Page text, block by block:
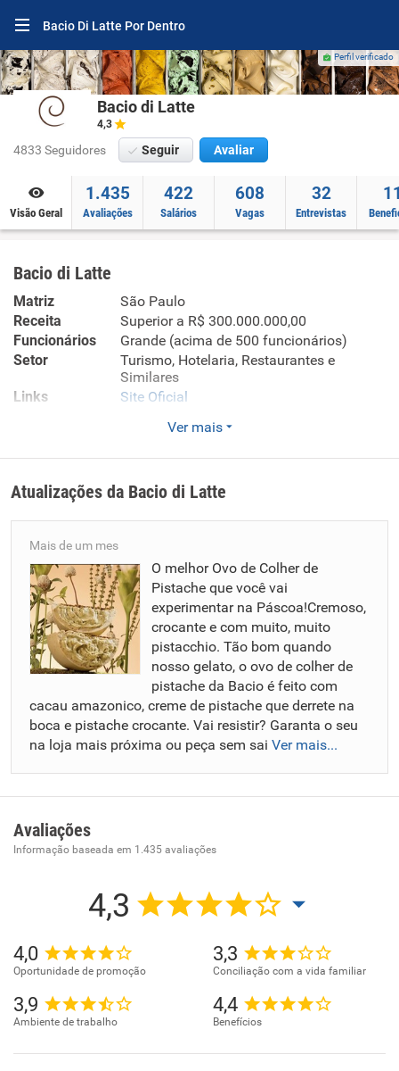
Bacio Di Latte Por Dentro
Perfil verificado
Bacio di Latte
4,3
4833 Seguidores Seguir Avaliar
Visão Geral
1.435
Avaliações
422
Salários
608
Vagas
32
Entrevistas
Bacio di Latte
Matriz
São Paulo
Receita
Superior a R$ 300.000.000,00
Funcionários
Grande (acima de 500 funcionários)
Setor
Turismo, Hotelaria, Restaurantes e
Similares
Links
Site Oficial
Enviar CV
A Bacio di Latte nasceu da paixão italiana por fazer gelato
e do desejo de compartilhar essa delícia com o mundo.
Aqui acreditamos que um bom gelato tem o poder de
transformar qualquer momento em algo especial. É aquele
sabor que abraça e aquele carinho em forma de colherada!
Nosso propósito? Emocionar as pessoas com nossos
sabores, sorrisos e ambientes, todos os dias. Tudo
começou em janeiro de 2011, em São Paulo e um grande
sonho: dividir o melhor do gelato italiano com o mundo! De
lá pra cá, crescemos (e muito!), chegando a mais de 200
lojas e quiosques próprios pelo Brasil – e até diversas
unidades em Los Angeles/EUA! Mas sabe o que realmente
faz a diferença? As pessoas! Nosso time tem energia,
paixão e aquele brilho no olho que faz tudo acontecer.
Visão:
Emocionar as pessoas com nossos sabores, nossos
sorrisos e ambientes, todos os dias.
Ver mais
Atualizações da Bacio di Latte
Mais de um mes
O melhor Ovo de Colher de
Pistache que você vai
experimentar na Páscoa!Cremoso,
crocante e com muito, muito
pistacchio. Tão bom quando
nosso gelato, o ovo de colher de
pistache da Bacio é feito com
cacau amazonico, creme de pistache que derrete na
boca e pistache crocante. Vai resistir? Garanta o seu
na loja mais próxima ou peça sem sai Ver mais...
Avaliações
Informação baseada em 1.435 avaliações
4,3
4,0
Oportunidade de promoção
3,3
Conciliação com a vida familiar
3,9
Ambiente de trabalho
4,4
Benefícios